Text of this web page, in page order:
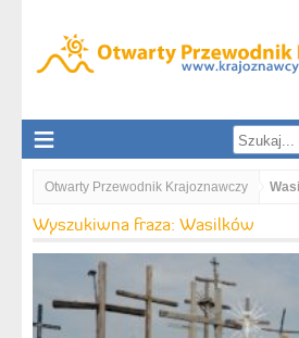
Otwarty Przewodnik Krajoznawczy
Wyszukiwna fraza: Wasilków